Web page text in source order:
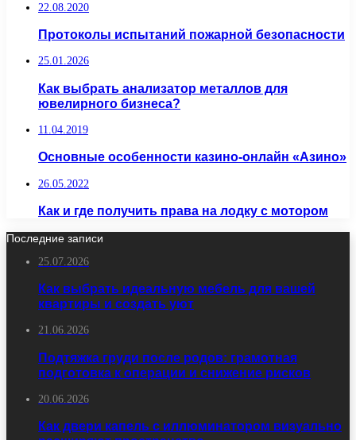
22.08.2020
Протоколы испытаний пожарной безопасности
25.01.2026
Как выбрать анализатор металлов для
ювелирного бизнеса?
11.04.2019
Основные особенности казино-онлайн «Азино»
26.05.2022
Как и где получить права на лодку с мотором
Последние записи
25.07.2026
Как выбрать идеальную мебель для вашей
квартиры и создать уют
21.06.2026
Подтяжка груди после родов: грамотная
подготовка к операции и снижение рисков
20.06.2026
Как двери капель с иллюминатором визуально